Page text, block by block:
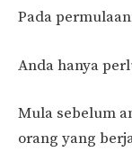
Pada
Anda hanya
Mula sebelum
orang yang